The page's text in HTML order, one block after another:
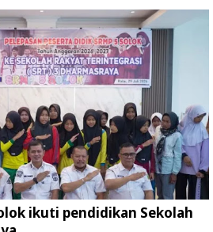
ikuti pendidikan Sekolah